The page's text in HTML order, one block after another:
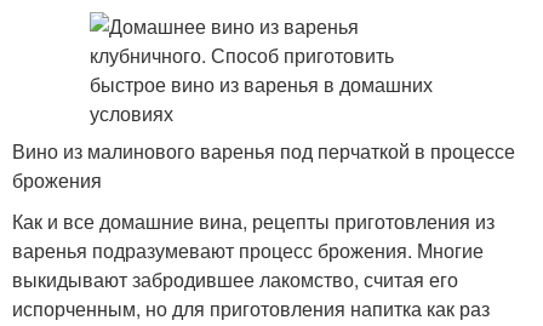
Вино из малинового варенья под перчаткой в процессе
брожения
Как и все домашние вина, рецепты приготовления из
варенья подразумевают процесс брожения. Многие
выкидывают забродившее лакомство, считая его
испорченным, но для приготовления напитка как раз